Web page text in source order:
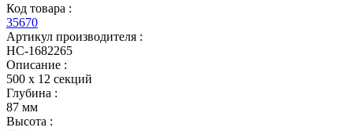
Код товара :
35670
Артикул производителя :
НС-1682265
Описание :
500 х 12 секций
Глубина :
87 мм
Высота :